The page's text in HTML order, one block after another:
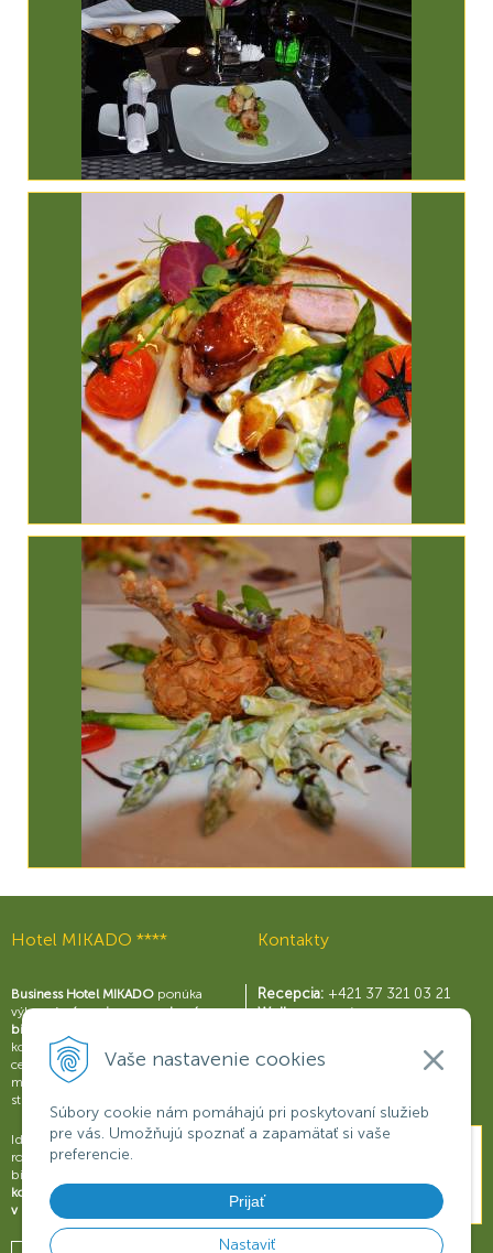
Vaše nastavenie cookies
Súbory cookie nám pomáhajú pri poskytovaní služieb
pre vás. Umožňujú spoznať a zapamätať si vaše
preferencie.
Prijať
Nastaviť
Hotel MIKADO ****
Business Hotel MIKADO ponúka
výbornézázemie pre moderný
biznis
konferenčnými sálami a business
centrom, širokou škálou služieb a
možnosťami na relax a príjemné
strávenie voľného času.
Ideálne miesto na obchodné
rokovania, konferencie, semináre či
biznisové prezentácie.
komfort a oddych pre váš úspech
v biznise
Kontakty
Recepcia: +421 37 321 03 21
Wellness centrum:
Reštaurácia Rouge: